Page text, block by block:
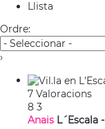
Llista
Ordre:
›
7 Valoracions
8 3
Anais L´Escala -